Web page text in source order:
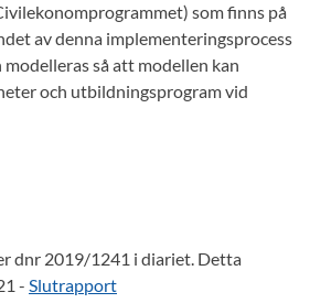
som finns på
av denna implementeringsprocess
så att modellen kan
och utbildningsprogram vid
dnr 2019/1241 i diariet. Detta
- Slutrapport